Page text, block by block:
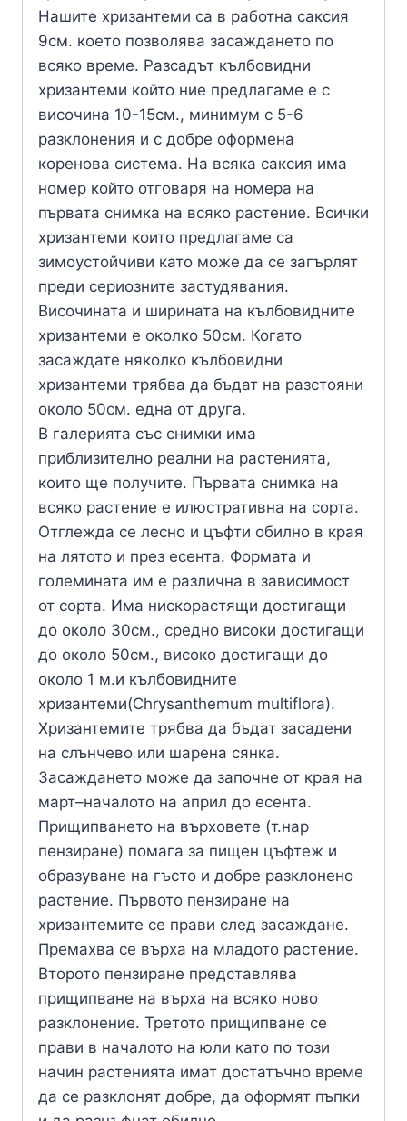
Нашите хризантеми са в работна саксия
9см. което позволява засаждането по
всяко време. Разсадът кълбовидни
хризантеми който ние предлагаме е с
височина 10-15см., минимум с 5-6
разклонения и с добре оформена
коренова система. На всяка саксия има
номер който отговаря на номера на
първата снимка на всяко растение. Всички
хризантеми които предлагаме са
зимоустойчиви като може да се загърлят
преди сериозните застудявания.
Височината и ширината на кълбовидните
хризантеми е околко 50см. Когато
засаждате няколко кълбовидни
хризантеми трябва да бъдат на разстояни
около 50см. една от друга.
В галерията със снимки има
приблизително реални на растенията,
които ще получите. Първата снимка на
всяко растение е илюстративна на сорта.
Отглежда се лесно и цъфти обилно в края
на лятото и през есента. Формата и
големината им е различна в зависимост
от сорта. Има нискорастящи достигащи
до около 30см., средно високи достигащи
до около 50см., високо достигащи до
около 1 м.и кълбовидните
хризантеми(Chrysanthemum multiflora).
Хризантемите трябва да бъдат засадени
на слънчево или шарена сянка.
Засаждането може да започне от края на
март–началото на април до есента.
Прищипването на върховете (т.нар
пензиране) помага за пищен цъфтеж и
образуване на гъсто и добре разклонено
растение. Първото пензиране на
хризантемите се прави след засаждане.
Премахва се върха на младото растение.
Второто пензиране представлява
прищипване на върха на всяко ново
разклонение. Третото прищипване се
прави в началото на юли като по този
начин растенията имат достатъчно време
да се разклонят добре, да оформят пъпки